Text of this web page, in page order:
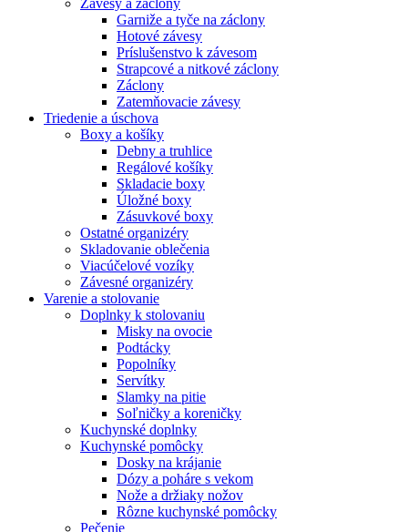
Garniže a tyče na záclony
Hotové závesy
Príslušenstvo k závesom
Strapcové a nitkové záclony
Záclony
Zatemňovacie závesy
Triedenie a úschova
Boxy a košíky
Debny a truhlice
Regálové košíky
Skladacie boxy
Úložné boxy
Zásuvkové boxy
Ostatné organizéry
Skladovanie oblečenia
Viacúčelové vozíky
Závesné organizéry
Varenie a stolovanie
Doplnky k stolovaniu
Misky na ovocie
Podtácky
Popolníky
Servítky
Slamky na pitie
Soľničky a koreničky
Kuchynské doplnky
Kuchynské pomôcky
Dosky na krájanie
Dózy a poháre s vekom
Nože a držiaky nožov
Rôzne kuchynské pomôcky
Pečenie